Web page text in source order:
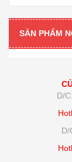
SẢN PHẨM
D/
D/